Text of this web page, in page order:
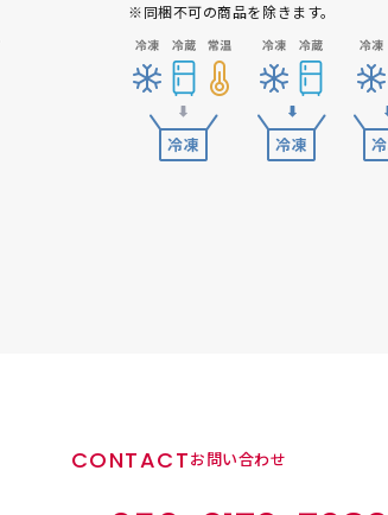
※同梱不可の商品を除きます。
CONTACTお問い合わせ